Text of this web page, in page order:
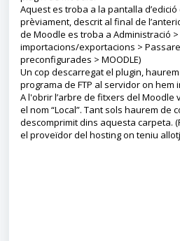
Aquest es troba a la pantalla
prèviament, descrit al final de
de Moodle es troba a Administració
importacions/exportacions >
preconfigurades > MOODLE)
Un cop descarregat el plugin,
programa de FTP al servidor on hem
A l'obrir l’arbre de fitxers del Moodle
el nom “Local”. Tant sols haurem de
descomprimit dins aquesta carpeta.
el proveïdor del hosting on teniu